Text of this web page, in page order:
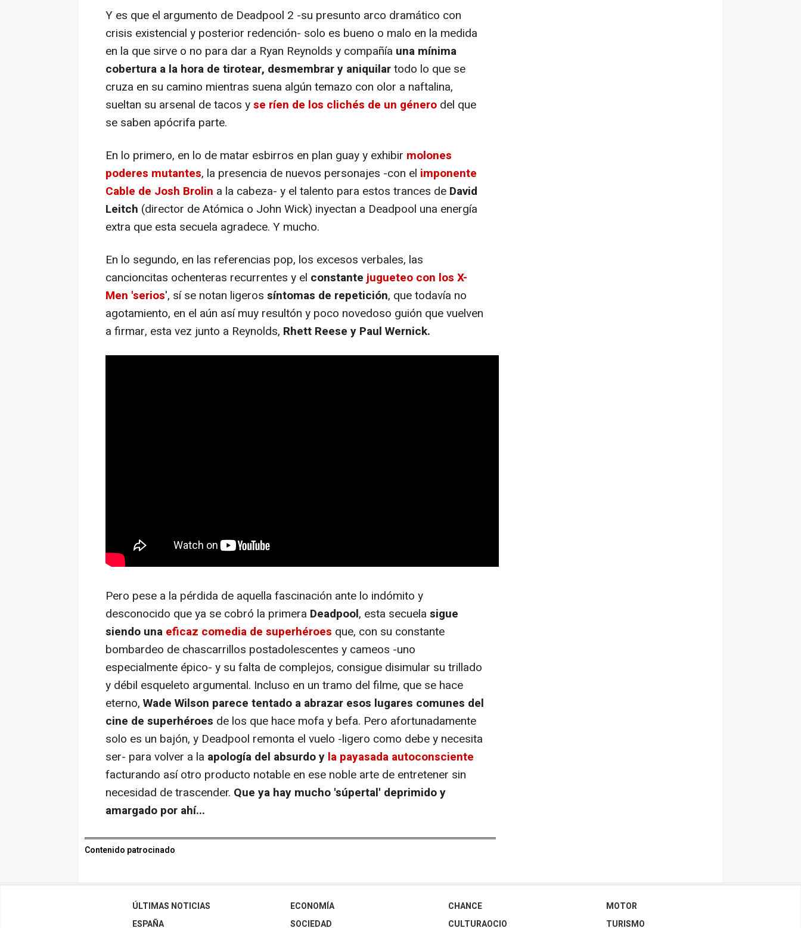
Y es que el argumento de Deadpool 2 -su presunto arco dramático con
crisis existencial y posterior redención- solo es bueno o malo en la medida
en la que sirve o no para dar a Ryan Reynolds y compañía una mínima
cobertura a la hora de tirotear, desmembrar y aniquilartodo lo que se
cruza en su camino mientras suena algún temazo con olor a naftalina,
sueltan su arsenal de tacos yse ríen de los clichés de un género del que
se saben apócrifa parte.
En lo primero, en lo de matar esbirros en plan guay y exhibir molones
poderes mutantes, la presencia de nuevos personajes -con el imponente
Cable de Josh Brolin a la cabeza- y el talento para estos trances de David
Leitch (director de Atómica o John Wick) inyectan a Deadpool una energía
extra que esta secuela agradece. Y mucho.
En lo segundo, en las referencias pop, los excesos verbales, las
cancioncitas ochenteras recurrentes y el constantejugueteo con los X-
Men 'serios', sí se notan ligeros síntomas de repetición, que todavía no
agotamiento, en el aún así muy resultón y poco novedoso guión que vuelven
a firmar, esta vez junto a Reynolds, Rhett Reese y Paul Wernick.
Pero pese a la pérdida de aquella fascinación ante lo indómito y
desconocido que ya se cobró la primera Deadpool, esta secuela sigue
siendo una eficaz comedia de superhéroes que, con su constante
bombardeo de chascarrillos postadolescentes y cameos -uno
especialmente épico- y su falta de complejos, consigue disimular su trillado
y débil esqueleto argumental. Incluso en un tramo del filme, que se hace
eterno, Wade Wilson parece tentado a abrazar esos lugares comunes del
cine de superhéroes de los que hace mofa y befa. Pero afortunadamente
solo es un bajón, y Deadpool remonta el vuelo -ligero como debe y necesita
ser- para volver a la apología del absurdo y la payasada autoconsciente
facturando así otro producto notable en ese noble arte de entretener sin
necesidad de trascender. Que ya hay mucho 'súpertal' deprimido y
amargado por ahí...
Contenido patrocinado
ÚLTIMAS NOTICIAS
ESPAÑA
ECONOMÍA
SOCIEDAD
CHANCE
CULTURAOCIO
MOTOR
TURISMO